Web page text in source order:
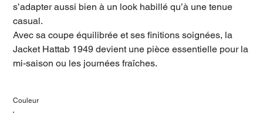
s’adapter aussi bien à un look habillé qu’à une tenue
casual.
Avec sa coupe équilibrée et ses finitions soignées, la
Jacket Hattab 1949 devient une pièce essentielle pour la
mi-saison ou les journées fraîches.
Couleur